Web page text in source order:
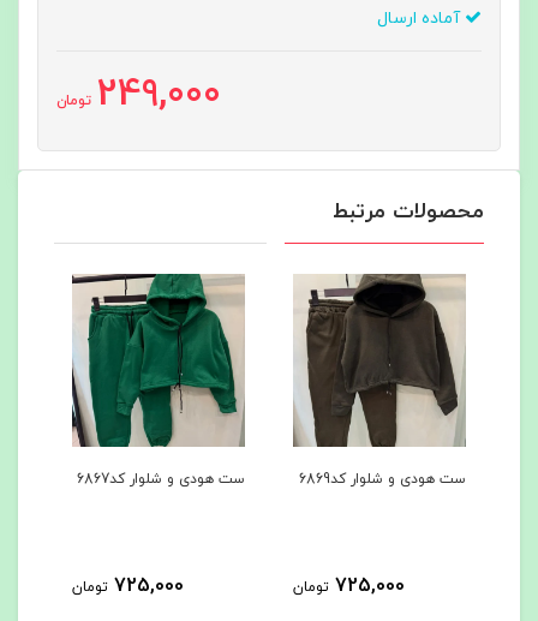
آماده ارسال
249,000 تومان
محصولات مرتبط
ست هودی و شلوار کد6869
725,000 تومان
ست هودی و شلوار کد6867
725,000 تومان